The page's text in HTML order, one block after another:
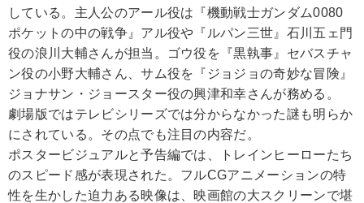
している。主人公のアール役は『機動戦士ガンダム0080
ポケットの中の戦争』アル役や『ルパン三世』石川五ェ門
役の浪川大輔さんが担当。ゴウ役を『黒執事』セバスチャ
ン役の小野大輔さん、サム役を『ジョジョの奇妙な冒険』
ジョナサン・ジョースター役の興津和幸さんが務める。
劇場版ではテレビシリーズでは分からなかった謎も明らか
にされている。その点でも注目の内容だ。
ポスタービジュアルと予告編では、トレインヒーローたち
のスピード感が表現された。フルCGアニメーションの特
性を生かした迫力ある映像は、映画館の大スクリーンで堪